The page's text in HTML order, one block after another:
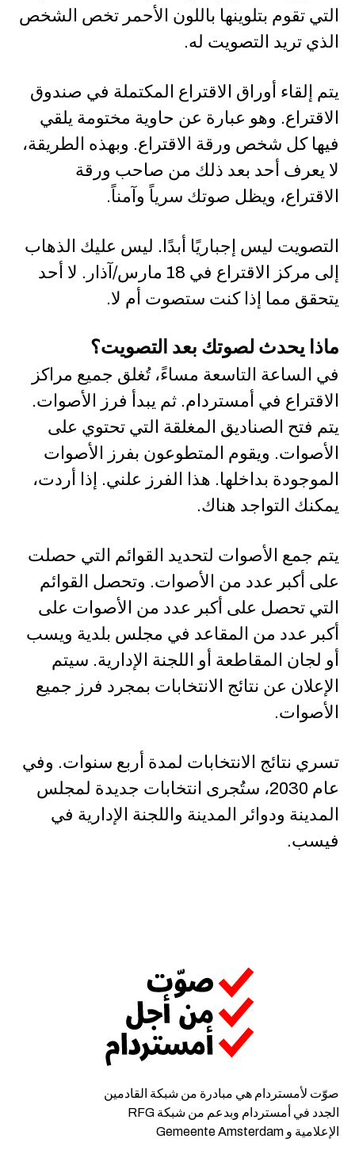
التي تقوم بتلوينها باللون الأحمر تخص الشخص
الذي تريد التصويت له.
يتم إلقاء أوراق الاقتراع المكتملة في صندوق
الاقتراع. وهو عبارة عن حاوية مختومة يلقي
فيها كل شخص ورقة الاقتراع. وبهذه الطريقة،
لا يعرف أحد بعد ذلك من صاحب ورقة
الاقتراع، ويظل صوتك سرياً وآمناً.
التصويت ليس إجباريًا أبدًا. ليس عليك الذهاب
إلى مركز الاقتراع في 18 مارس/آذار. لا أحد
يتحقق مما إذا كنت ستصوت أم لا.
ماذا يحدث لصوتك بعد التصويت؟
في الساعة التاسعة مساءً، تُغلق جميع مراكز
الاقتراع في أمستردام. ثم يبدأ فرز الأصوات.
يتم فتح الصناديق المغلقة التي تحتوي على
الأصوات. ويقوم المتطوعون بفرز الأصوات
الموجودة بداخلها. هذا الفرز علني. إذا أردت،
يمكنك التواجد هناك.
يتم جمع الأصوات لتحديد القوائم التي حصلت
على أكبر عدد من الأصوات. وتحصل القوائم
التي تحصل على أكبر عدد من الأصوات على
أكبر عدد من المقاعد في مجلس بلدية ويسب
أو لجان المقاطعة أو اللجنة الإدارية. سيتم
الإعلان عن نتائج الانتخابات بمجرد فرز جميع
الأصوات.
تسري نتائج الانتخابات لمدة أربع سنوات. وفي
عام 2030، ستُجرى انتخابات جديدة لمجلس
المدينة ودوائر المدينة واللجنة الإدارية في
فيسب.
صوّت لأمستردام هي مبادرة من شبكة القادمين
الجدد في أمستردام وبدعم من شبكة RFG
الإعلامية و Gemeente Amsterdam